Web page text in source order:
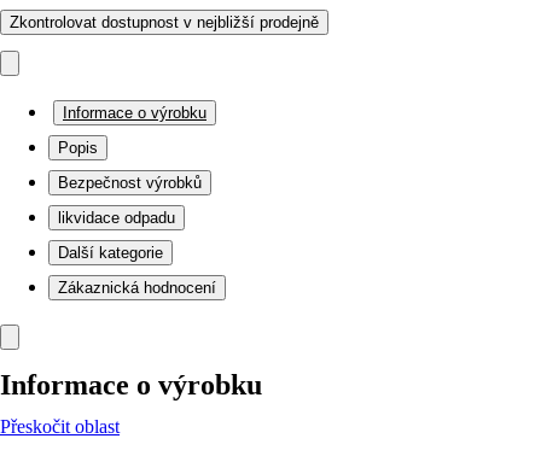
Zkontrolovat dostupnost v nejbližší prodejně
Informace o výrobku
Popis
Bezpečnost výrobků
likvidace odpadu
Další kategorie
Zákaznická hodnocení
Informace o výrobku
Přeskočit oblast